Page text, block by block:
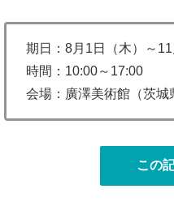
期日：8月1日（木）～11
時間：10:00～17:00
会場：廣澤美術館（茨城
この